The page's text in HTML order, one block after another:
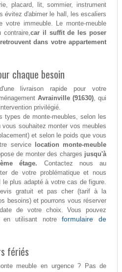
placard, lit, sommier, instrument
évitez d'abimer le hall, les escaliers
votre immeuble. Le monte-meuble
contraire,car il suffit de les poser
dans votre appartement
chaque besoin
livraison rapide pour votre
Avrainville (91630), qui
privilégié.
types de monte-meubles, selon les
souhaitez monter vos meubles
et selon le poids que vous
service
location monte-meuble
de monter des charges jusqu'à
étage. Contactez nous au
de votre problématique et nous
le plus adapté à votre cas de figure.
gratuit et pas cher (tarif à la
besoins) et pourrons vous réserver
de votre choix. Vous pouvez
en utilisant notreformulaire de
fériés
meuble en urgence ? Pas de